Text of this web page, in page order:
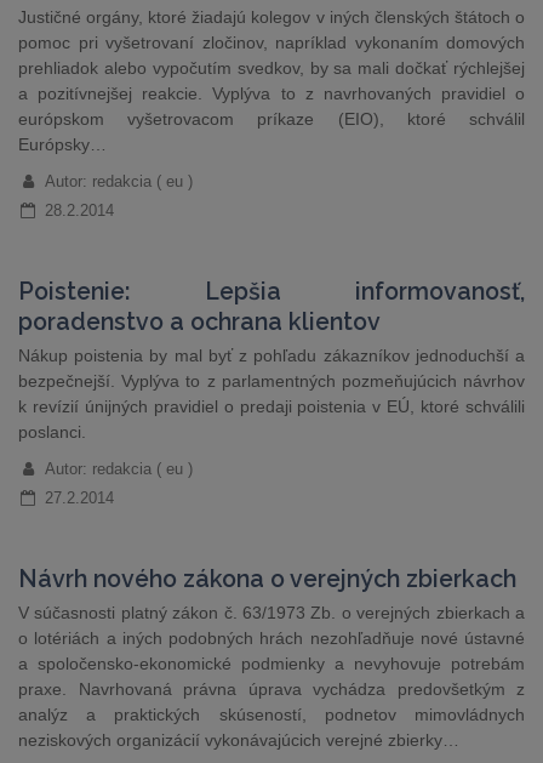
Justičné orgány, ktoré žiadajú kolegov v iných členských štátoch o
pomoc pri vyšetrovaní zločinov, napríklad vykonaním domových
prehliadok alebo vypočutím svedkov, by sa mali dočkať rýchlejšej
a pozitívnejšej reakcie. Vyplýva to z navrhovaných pravidiel o
európskom vyšetrovacom príkaze (EIO), ktoré schválil
Európsky…
Autor: redakcia ( eu )
28.2.2014
Poistenie: Lepšia informovanosť,
poradenstvo a ochrana klientov
Nákup poistenia by mal byť z pohľadu zákazníkov jednoduchší a
bezpečnejší. Vyplýva to z parlamentných pozmeňujúcich návrhov
k revízií únijných pravidiel o predaji poistenia v EÚ, ktoré schválili
poslanci.
Autor: redakcia ( eu )
27.2.2014
Návrh nového zákona o verejných zbierkach
V súčasnosti platný zákon č. 63/1973 Zb. o verejných zbierkach a
o lotériách a iných podobných hrách nezohľadňuje nové ústavné
a spoločensko-ekonomické podmienky a nevyhovuje potrebám
praxe. Navrhovaná právna úprava vychádza predovšetkým z
analýz a praktických skúseností, podnetov mimovládnych
neziskových organizácií vykonávajúcich verejné zbierky…